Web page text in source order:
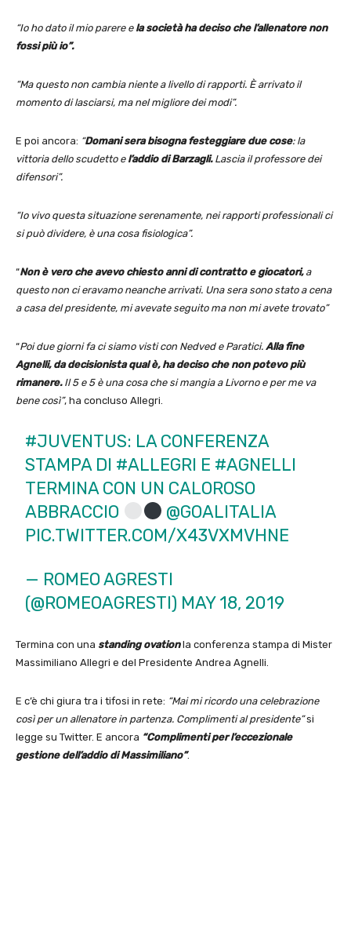
“Io ho dato il mio parere e la società ha deciso che l’allenatore non
fossi più io”.
“Ma questo non cambia niente a livello di rapporti. È arrivato il
momento di lasciarsi, ma nel migliore dei modi”.
E poi ancora: “Domani sera bisogna festeggiare due cose: la
vittoria dello scudetto e l’addio di Barzagli.Lascia il professore dei
difensori”.
“Io vivo questa situazione serenamente, nei rapporti professionali ci
si può dividere, è una cosa fisiologica”.
“Non è vero che avevo chiesto anni di contratto e giocatori,a
questo non ci eravamo neanche arrivati. Una sera sono stato a cena
a casa del presidente, mi avevate seguito ma non mi avete trovato”
“Poi due giorni fa ci siamo visti con Nedved e Paratici. Alla fine
Agnelli, da decisionista qual è, ha deciso che non potevo più
rimanere.Il 5 e 5 è una cosa che si mangia a Livorno e per me va
bene così”, ha concluso Allegri.
#JUVENTUS: LA CONFERENZA
STAMPA DI #ALLEGRI E #AGNELLI
TERMINA CON UN CALOROSO
ABBRACCIO
@GOALITALIA
PIC.TWITTER.COM/X43VXMVHNE
— ROMEO AGRESTI
(@ROMEOAGRESTI) MAY 18, 2019
Termina con una standing ovationla conferenza stampa di Mister
Massimiliano Allegri e del Presidente Andrea Agnelli.
E c’è chi giura tra i tifosi in rete: “Mai mi ricordo una celebrazione
così per un allenatore in partenza. Complimenti al presidente”si
legge su Twitter. E ancora “Complimenti per l’eccezionale
gestione dell’addio di Massimiliano”.